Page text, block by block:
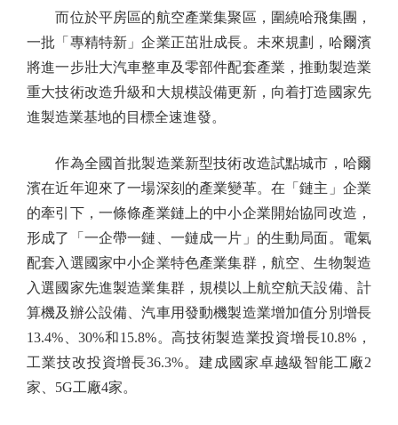
而位於平房區的航空產業集聚區，圍繞哈飛集團，
一批「專精特新」企業正茁壯成長。未來規劃，哈爾濱
將進一步壯大汽車整車及零部件配套產業，推動製造業
重大技術改造升級和大規模設備更新，向着打造國家先
進製造業基地的目標全速進發。
作為全國首批製造業新型技術改造試點城市，哈爾
濱在近年迎來了一場深刻的產業變革。在「鏈主」企業
的牽引下，一條條產業鏈上的中小企業開始協同改造，
形成了「一企帶一鏈、一鏈成一片」的生動局面。電氣
配套入選國家中小企業特色產業集群，航空、生物製造
入選國家先進製造業集群，規模以上航空航天設備、計
算機及辦公設備、汽車用發動機製造業增加值分別增長
13.4%、30%和15.8%。高技術製造業投資增長10.8%，
工業技改投資增長36.3%。建成國家卓越級智能工廠2
家、5G工廠4家。